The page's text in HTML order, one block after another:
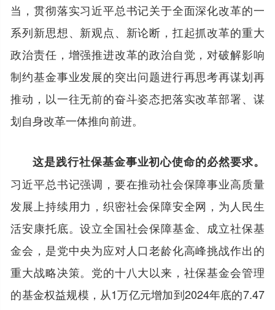
当，贯彻落实习近平总书记关于全面深化改革的一
系列新思想、新观点、新论断，扛起抓改革的重大
政治责任，增强推进改革的政治自觉，对破解影响
制约基金事业发展的突出问题进行再思考再谋划再
推动，以一往无前的奋斗姿态把落实改革部署、谋
划自身改革一体推向前进。
这是践行社保基金事业初心使命的必然要求。
习近平总书记强调，要在推动社会保障事业高质量
发展上持续用力，织密社会保障安全网，为人民生
活安康托底。设立全国社会保障基金、成立社保基
金会，是党中央为应对人口老龄化高峰挑战作出的
重大战略决策。党的十八大以来，社保基金会管理
的基金权益规模，从1万亿元增加到2024年底的7.47